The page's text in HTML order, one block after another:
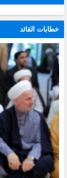
خطابات القائد